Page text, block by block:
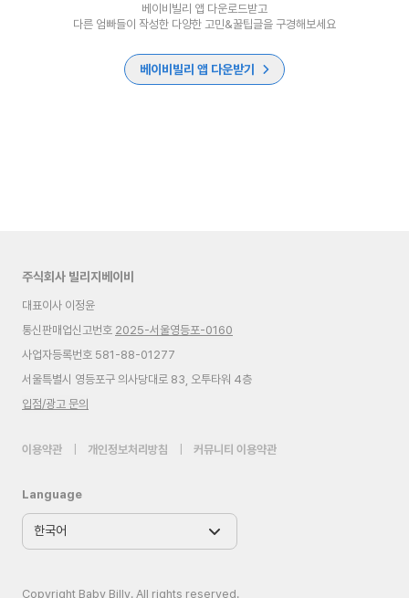
베이비빌리 앱 다운로드받고
다른 엄빠들이 작성한 다양한 고민&꿀팁글을 구경해보세요
베이비빌리 앱 다운받기
주식회사 빌리지베이비
대표이사 이정윤
통신판매업신고번호 2025-서울영등포-0160
사업자등록번호 581-88-01277
서울특별시 영등포구 의사당대로 83, 오투타워 4층
입점/광고 문의
이용약관 개인정보처리방침 커뮤니티 이용약관
Language
Copyright Baby Billy. All rights reserved.